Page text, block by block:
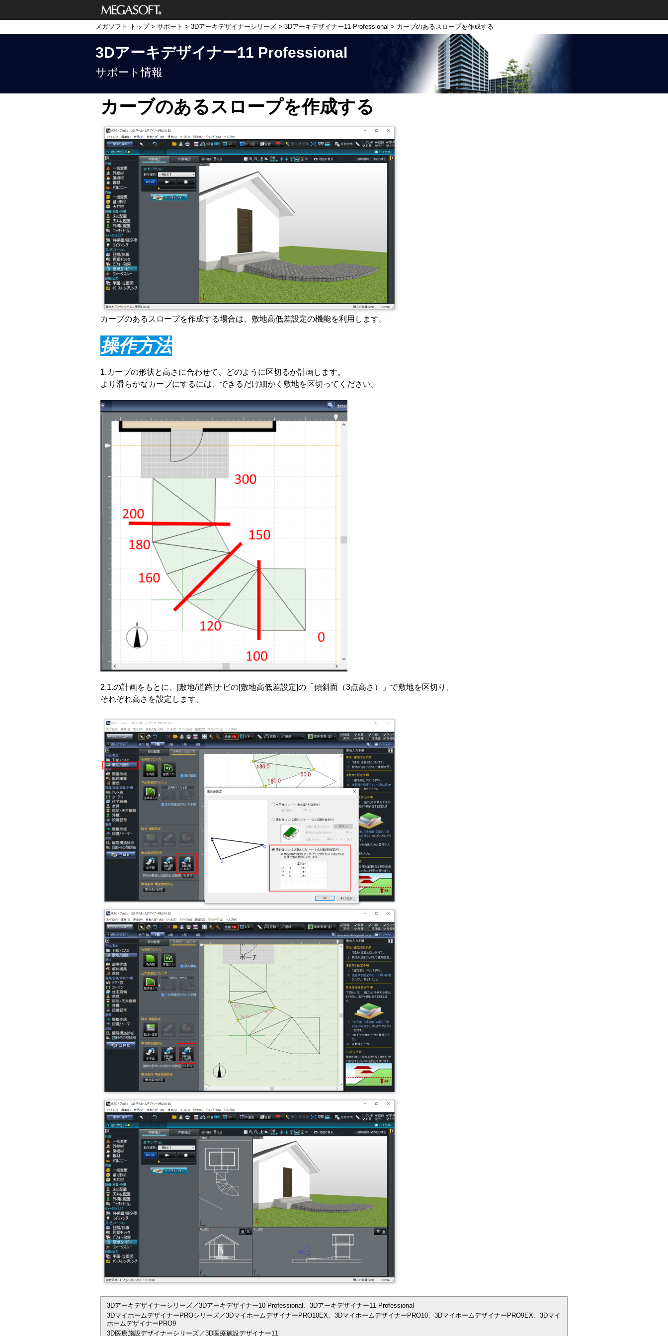
メガソフト株式
会社
メガソフト トップ> サポート > 3Dアーキデザイナーシリーズ > 3Dアーキデザイナー11 Professional > カーブのあるスロープを作成する
3Dアーキデザイナー11 Professional
サポート情報
カーブのあるスロープを作成する
カーブのあるスロープを作成する場合は、敷地高低差設定の機能を利用します。
操作方法
1.カーブの形状と高さに合わせて、どのように区切るか計画します。
より滑らかなカーブにするには、できるだけ細かく敷地を区切ってください。
2.1.の計画をもとに、[敷地/道路]ナビの[敷地高低差設定]の「傾斜面（3点高さ）」で敷地を区切り、
それぞれ高さを設定します。
3Dアーキデザイナーシリーズ／3Dアーキデザイナー10 Professional、3Dアーキデザイナー11 Professional
3DマイホームデザイナーPROシリーズ／3DマイホームデザイナーPRO10EX、3DマイホームデザイナーPRO10、3DマイホームデザイナーPRO9EX、3Dマイ
ホームデザイナーPRO9
3D医療施設デザイナーシリーズ／3D医療施設デザイナー11